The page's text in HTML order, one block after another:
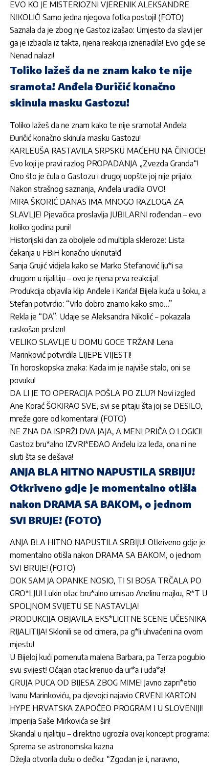
EVO KO JE MISTERIOZNI VJERENIK ALEKSANDRE
NIKOLIĆ! Samo jedna njegova fotka postoji! (FOTO)
Saznala da je zbog nje Gastoz izašao: Umjesto da slavi jer
ga je izbacila iz takta, njena reakcija iznenadila! Evo gdje se
Nenad nalazi!
Toliko lažeš da ne znam kako te nije
sramota! Anđela Đuričić konačno
skinula masku Gastozu!
Toliko lažeš da ne znam kako te nije sramota! Anđela
Đuričić konačno skinula masku Gastozu!
KARLEUŠA RASTAVILA SRPSKU MAĆEHU NA ČINIOCE!
Evo koji je pravi razlog PROPADANJA „Zvezda Granda“!
Ono što je čula o Gastozu i drugoj uopšte joj nije prijalo:
Nakon strašnog saznanja, Anđela uradila OVO!
MIRA ŠKORIĆ DANAS IMA MNOGO RAZLOGA ZA
SLAVLJE! Pjevačica proslavlja JUBILARNI rođendan – evo
koliko godina puni!
Historijski dan za oboljele od multipla skleroze: Lista
čekanja u FBiH konačno ukinuta!đ
Sanja Grujić vidjela kako se Marko Stefanović lju*i sa
drugom u rijalitiju – ovo je njena prva reakcija!
Produkcija objavila klip Anđele i Karića! Bijela kuća u šoku, a
Stefan potvrdio: “Vrlo dobro znamo kako smo…”
Rekla je “DA”: Udaje se Aleksandra Nikolić – pokazala
raskošan prsten!
VELIKO SLAVLJE U DOMU GOCE TRŽAN! Lena
Marinković potvrdila LIJEPE VIJESTI!
Tri horoskopska znaka: Kada im je najviše stalo, oni se
povuku!
DA LI JE TO OPERACIJA POŠLA PO ZLU?! Novi izgled
Ane Korać ŠOKIRAO SVE, svi se pitaju šta joj se DESILO,
mreže gore od komentara! (FOTO)
NE ZNA DA ISPRŽI DVA JAJA, A MENI PRIČA O LOGICI!
Gastoz bru*alno IZVRI*EĐAO Anđelu iza leđa, ona ni ne
sluti šta se dešava!
ANJA BLA HITNO NAPUSTILA SRBIJU!
Otkriveno gdje je momentalno otišla
nakon DRAMA SA BAKOM, o jednom
SVI BRUJE! (FOTO)
ANJA BLA HITNO NAPUSTILA SRBIJU! Otkriveno gdje je
momentalno otišla nakon DRAMA SA BAKOM, o jednom
SVI BRUJE! (FOTO)
DOK SAM JA OPANKE NOSIO, TI SI BOSA TRČALA PO
GRO*LJU! Lukin otac bru*alno urnisao Anelinu majku, R*T U
SPOLJNOM SVIJETU SE NASTAVLJA!
PRODUKCIJA OBJAVILA EKS*LICITNE SCENE UČESNIKA
RIJALITIJA! Sklonili se od cimera, pa g*li uhvaćeni na ovom
mjestu!
U Bijeloj kući pomenuta malena Barbara, pa Terza pogubio
svu svijest! Očajan otac krenuo da ur*a i uda*a!
GRUJA PUCA OD BIJESA ZBOG MIME! Javno zapri*etio
Ivanu Marinkoviću, pa djevojci najavio CRVENI KARTON
HYPE HRVATSKA ZAPOČEO PROGRAM I U SLOVENIJI!
Imperija Saše Mirkovića se širi!
Skandal u rijalitiju – direktno ugrozila ovaj koncept programa:
Sprema se astronomska kazna
Džejla otvorila dušu o dečku: “Zgodan je i, naravno,